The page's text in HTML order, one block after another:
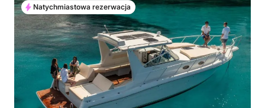
Natychmiastowa rezerwacja